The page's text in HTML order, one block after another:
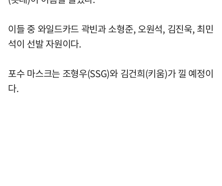
이들 중 와일드카드 곽빈과 소형준, 오원석, 김진욱, 최민
석이 선발 자원이다.
포수 마스크는 조형우(SSG)와 김건희(키움)가 낄 예정이
다.